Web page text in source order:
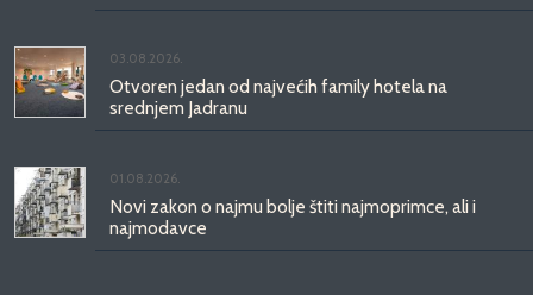
03.08.2026.
Otvoren jedan od najvećih family hotela na
srednjem Jadranu
01.08.2026.
Novi zakon o najmu bolje štiti najmoprimce, ali i
najmodavce